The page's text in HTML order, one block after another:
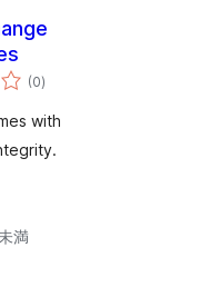
(0個
の
価
)
with
満